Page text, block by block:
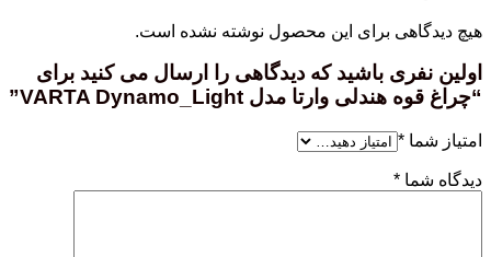
هیچ دیدگاهی برای این محصول نوشته نشده است.
اولین نفری باشید که دیدگاهی را ارسال می کنید برای
“چراغ قوه هندلی وارتا مدل VARTA Dynamo_Light”
امتیاز شما *
دیدگاه شما *